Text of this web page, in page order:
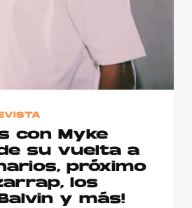
con Myke
su vuelta a
próximo
los
y más!